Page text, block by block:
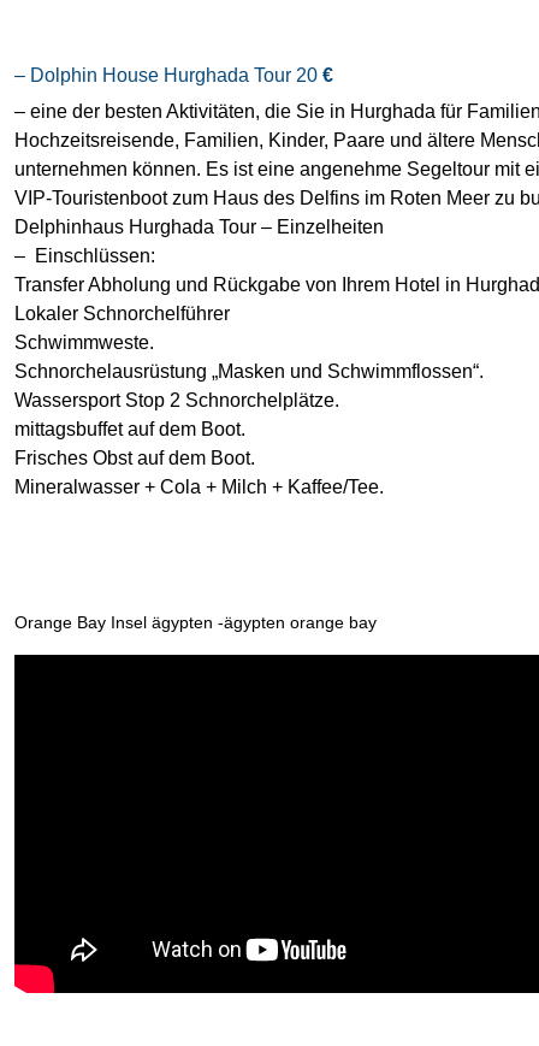
– Dolphin House Hurghada Tour 20 €
– eine der besten Aktivitäten, die Sie in Hurghada für
Hochzeitsreisende, Familien, Kinder, Paare und ältere
unternehmen können. Es ist eine angenehme Segeltour mit
VIP-Touristenboot zum Haus des Delfins im Roten Meer zu
Delphinhaus Hurghada Tour – Einzelheiten
– Einschlüssen:
Transfer Abholung und Rückgabe von Ihrem Hotel in
Lokaler Schnorchelführer
Schwimmweste.
Schnorchelausrüstung „Masken und Schwimmflossen“.
Wassersport Stop 2 Schnorchelplätze.
mittagsbuffet auf dem Boot.
Frisches Obst auf dem Boot.
Mineralwasser + Cola + Milch + Kaffee/Tee.
Orange Bay Insel ägypten -ägypten orange bay